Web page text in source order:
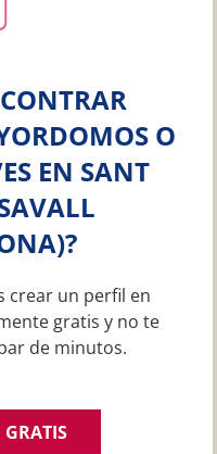
O
EN SANT
crear un perfil en
gratis y no te
de minutos.
GRATIS